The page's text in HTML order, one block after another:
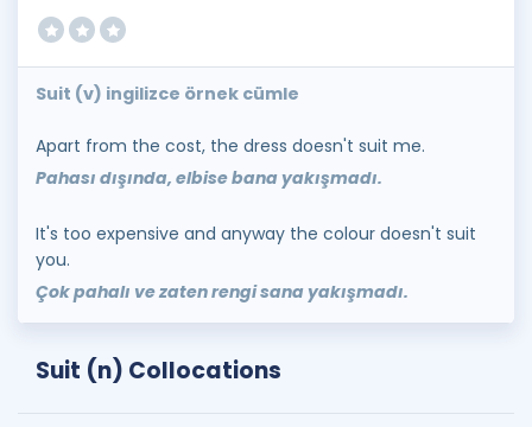
Suit (v) ingilizce örnek cümle
Apart from the cost, the dress doesn't suit me.
Pahası dışında, elbise bana yakışmadı.
It's too expensive and anyway the colour doesn't suit
you.
Çok pahalı ve zaten rengi sana yakışmadı.
Suit (n) Collocations